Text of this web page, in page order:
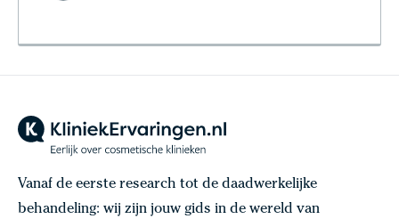
Vanaf de eerste research tot de daadwerkelijke
behandeling: wij zijn jouw gids in de wereld van